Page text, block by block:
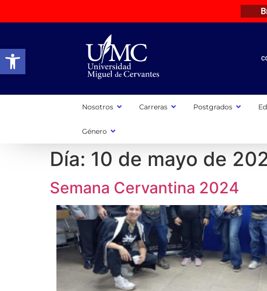
Abrir barra de herramientas
Nosotros Carreras Postgrados
Género
Día: 10 de mayo de
Semana Cervantina 2024